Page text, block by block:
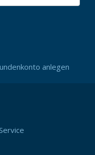
anlegen